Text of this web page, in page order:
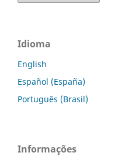
Idioma
English
Español (España)
Português (Brasil)
Informações